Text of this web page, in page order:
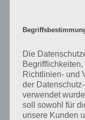
Die
Richtlinien- und
der
verwendet
soll sowohl für
unsere Kunden